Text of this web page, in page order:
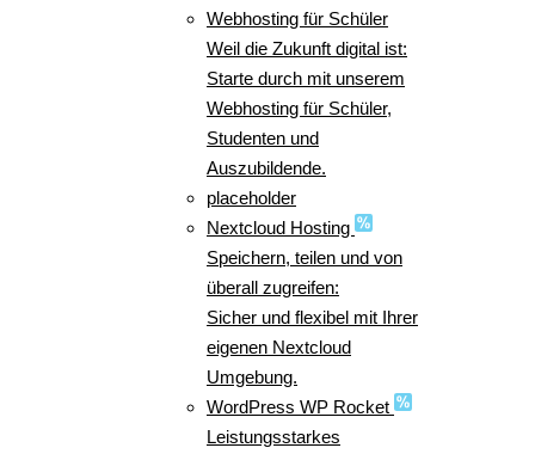
Webhosting für Schüler
Weil die Zukunft digital ist:
Starte durch mit unserem
Webhosting für Schüler,
Studenten und
Auszubildende.
placeholder
Nextcloud Hosting
Speichern, teilen und von
überall zugreifen:
Sicher und flexibel mit Ihrer
eigenen Nextcloud
Umgebung.
WordPress WP Rocket
Leistungsstarkes